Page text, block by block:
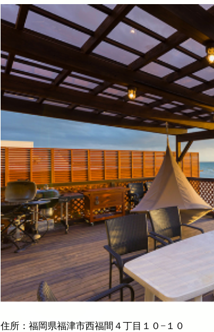
住所：福岡県福津市西福間４丁目１０−１０